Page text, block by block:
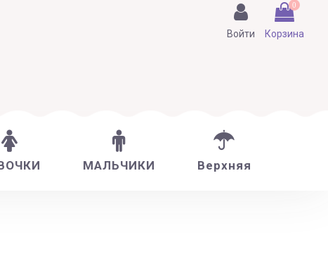
Войти
0
Корзина
МАЛЬЧИКИ Верхняя